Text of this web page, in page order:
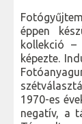
éppen
kollekció
képezte.
1970-es
negatív, a